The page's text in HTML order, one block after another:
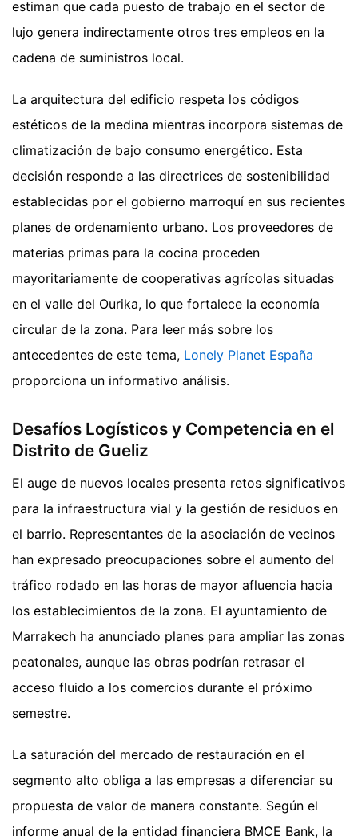
estiman que cada puesto de trabajo en el sector de
lujo genera indirectamente otros tres empleos en la
cadena de suministros local.
La arquitectura del edificio respeta los códigos
estéticos de la medina mientras incorpora sistemas de
climatización de bajo consumo energético. Esta
decisión responde a las directrices de sostenibilidad
establecidas por el gobierno marroquí en sus recientes
planes de ordenamiento urbano. Los proveedores de
materias primas para la cocina proceden
mayoritariamente de cooperativas agrícolas situadas
en el valle del Ourika, lo que fortalece la economía
circular de la zona. Para leer más sobre los
antecedentes de este tema, Lonely Planet España
proporciona un informativo análisis.
Desafíos Logísticos y Competencia en el
Distrito de Gueliz
El auge de nuevos locales presenta retos significativos
para la infraestructura vial y la gestión de residuos en
el barrio. Representantes de la asociación de vecinos
han expresado preocupaciones sobre el aumento del
tráfico rodado en las horas de mayor afluencia hacia
los establecimientos de la zona. El ayuntamiento de
Marrakech ha anunciado planes para ampliar las zonas
peatonales, aunque las obras podrían retrasar el
acceso fluido a los comercios durante el próximo
semestre.
La saturación del mercado de restauración en el
segmento alto obliga a las empresas a diferenciar su
propuesta de valor de manera constante. Según el
informe anual de la entidad financiera BMCE Bank, la